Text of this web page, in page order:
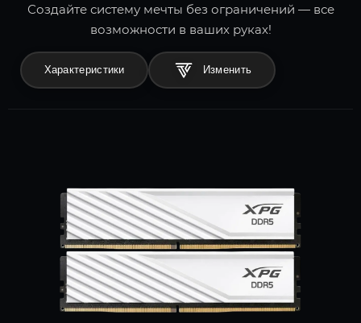
Создайте систему мечты без ограничений — все
возможности в ваших руках!
Характеристики